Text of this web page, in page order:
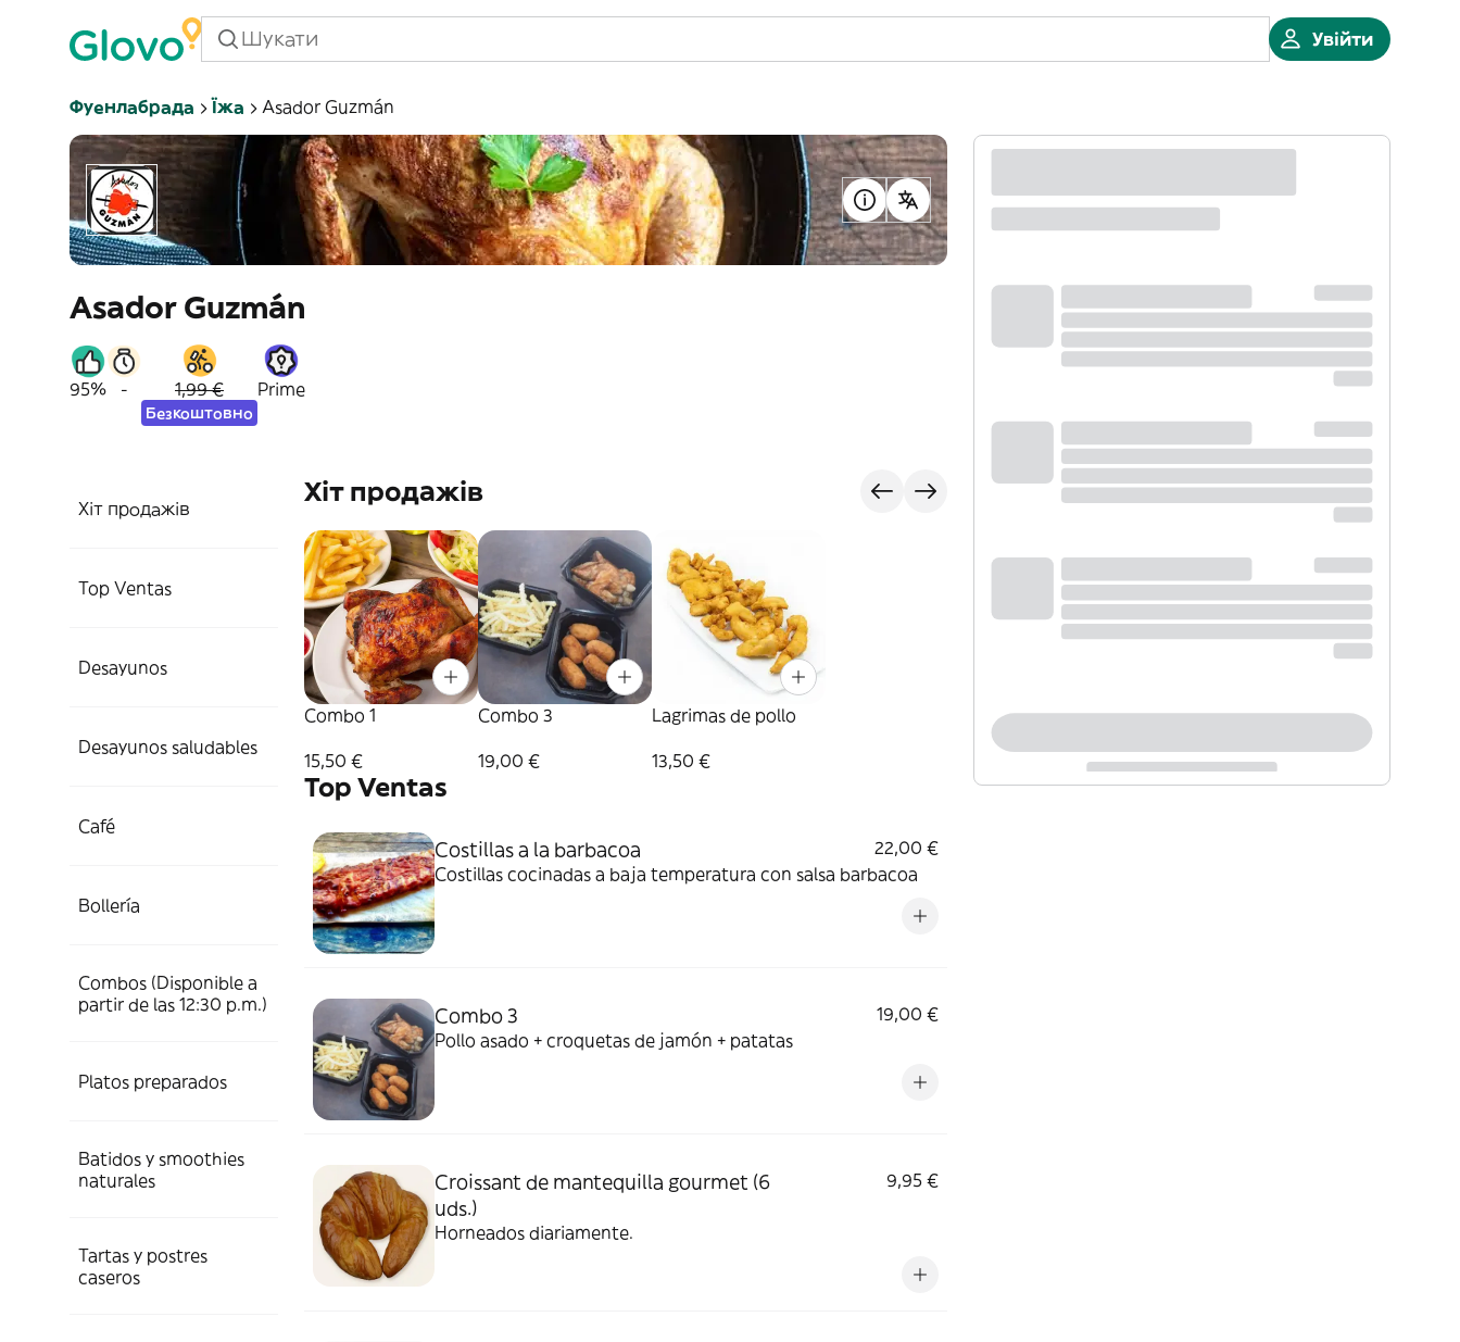
Увійти
Фуенлабрада Їжа Asador Guzmán
Asador Guzmán
95% - 1,99 €
Безкоштовно
Prime
Хіт продажів
Top Ventas
Desayunos
Desayunos saludables
Café
Bollería
Combos (Disponible a
partir de las 12:30 p.m.)
Platos preparados
Batidos y smoothies
naturales
Tartas y postres
caseros
Хіт продажів
Combo 1
15,50 €
Combo 3
19,00 €
Lagrimas de pollo
13,50 €
Top Ventas
Costillas a la barbacoa
22,00 €
Costillas cocinadas a baja temperatura con salsa barbacoa
Combo 3
19,00 €
Pollo asado + croquetas de jamón + patatas
Croissant de mantequilla gourmet (6
uds.)
9,95 €
Horneados diariamente.